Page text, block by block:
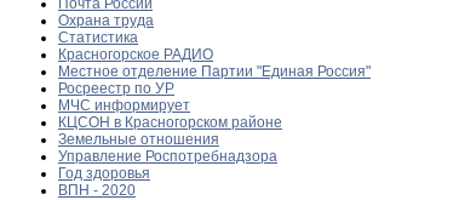
Охрана труда
Статистика
Красногорское РАДИО
Местное отделение Партии "Единая Россия"
Росреестр по УР
МЧС информирует
КЦСОН в Красногорском районе
Земельные отношения
Управление Роспотребнадзора
Год здоровья
ВПН - 2020